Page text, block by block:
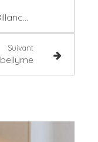
Projet Paris-Boulogne Billancourt
Suivant